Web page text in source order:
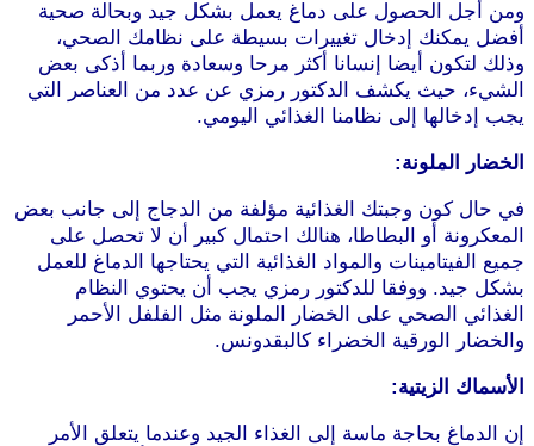
ومن أجل الحصول على دماغ يعمل بشكل جيد وبحالة صحية
أفضل يمكنك إدخال تغييرات بسيطة على نظامك الصحي،
وذلك لتكون أيضا إنسانا أكثر مرحا وسعادة وربما أذكى بعض
الشيء، حيث يكشف الدكتور رمزي عن عدد من العناصر التي
يجب إدخالها إلى نظامنا الغذائي اليومي.
الخضار الملونة:
في حال كون وجبتك الغذائية مؤلفة من الدجاج إلى جانب بعض
المعكرونة أو البطاطا، هنالك احتمال كبير أن لا تحصل على
جميع الفيتامينات والمواد الغذائية التي يحتاجها الدماغ للعمل
بشكل جيد. ووفقا للدكتور رمزي يجب أن يحتوي النظام
الغذائي الصحي على الخضار الملونة مثل الفلفل الأحمر
والخضار الورقية الخضراء كالبقدونس.
الأسماك الزيتية:
إن الدماغ بحاجة ماسة إلى الغذاء الجيد وعندما يتعلق الأمر